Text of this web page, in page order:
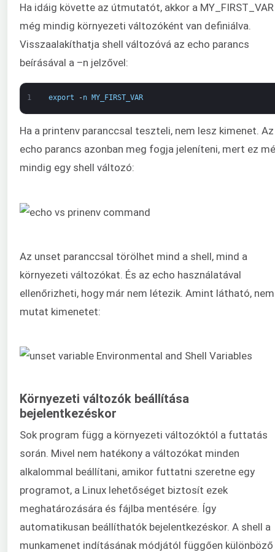
Ha idáig követte az útmutatót, akkor a MY_FIRST_VAR
még mindig környezeti változóként van definiálva.
Visszaalakíthatja shell változóvá az echo parancs
beírásával a –n jelzővel:
1 export -n MY_FIRST_VAR
Ha a printenv paranccsal teszteli, nem lesz kimenet. Az
echo parancs azonban meg fogja jeleníteni, mert ez
mindig egy shell változó:
Az unset paranccsal törölhet mind a shell, mind a
környezeti változókat. És az echo használatával
ellenőrizheti, hogy már nem létezik. Amint látható, nem
mutat kimenetet:
Környezeti változók beállítása
bejelentkezéskor
Sok program függ a környezeti változóktól a futtatás
során. Mivel nem hatékony a változókat minden
alkalommal beállítani, amikor futtatni szeretne egy
programot, a Linux lehetőséget biztosít ezek
meghatározására és fájlba mentésére. Így
automatikusan beállíthatók bejelentkezéskor. A shell a
munkamenet indításának módjától függően különböző